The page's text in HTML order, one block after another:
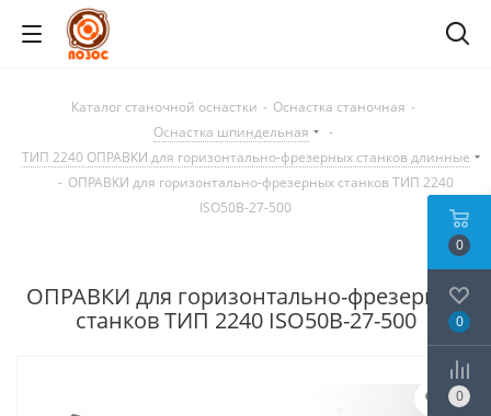
Каталог станочной оснастки - Оснастка станочная -
Оснастка шпиндельная
-
ТИП 2240 ОПРАВКИ для горизонтально-фрезерных станков длинные
- ОПРАВКИ для горизонтально-фрезерных станков ТИП 2240
ISO50B-27-500
ОПРАВКИ для горизонтально-фрезерных
станков ТИП 2240 ISO50B-27-500
0
0
0